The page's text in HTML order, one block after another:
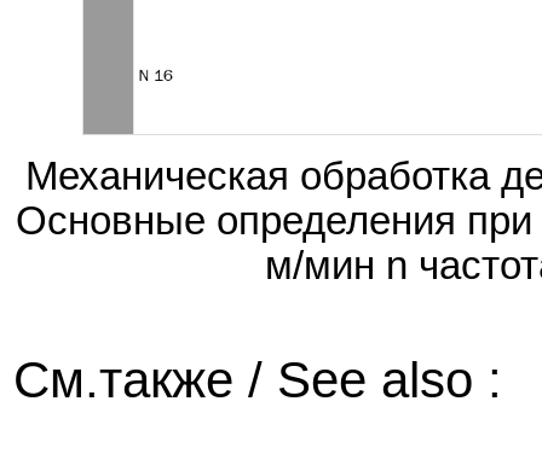
Механическая обработка
Основные определения
м/мин n
См.также / See also :